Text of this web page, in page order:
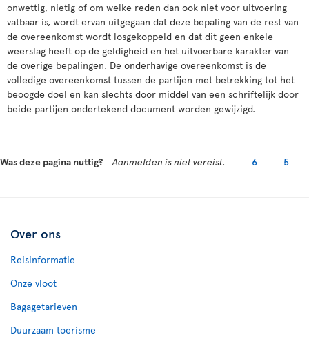
onwettig, nietig of om welke reden dan ook niet voor uitvoering
vatbaar is, wordt ervan uitgegaan dat deze bepaling van de rest van
de overeenkomst wordt losgekoppeld en dat dit geen enkele
weerslag heeft op de geldigheid en het uitvoerbare karakter van
de overige bepalingen. De onderhavige overeenkomst is de
volledige overeenkomst tussen de partijen met betrekking tot het
beoogde doel en kan slechts door middel van een schriftelijk door
beide partijen ondertekend document worden gewijzigd.
Was deze pagina nuttig? Aanmelden is niet vereist. 6 5
Over ons
Reisinformatie
Onze vloot
Bagagetarieven
Duurzaam toerisme